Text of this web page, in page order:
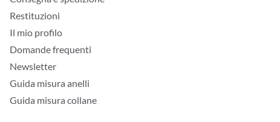
Restituzioni
Il mio profilo
Domande frequenti
Newsletter
Guida misura anelli
Guida misura collane